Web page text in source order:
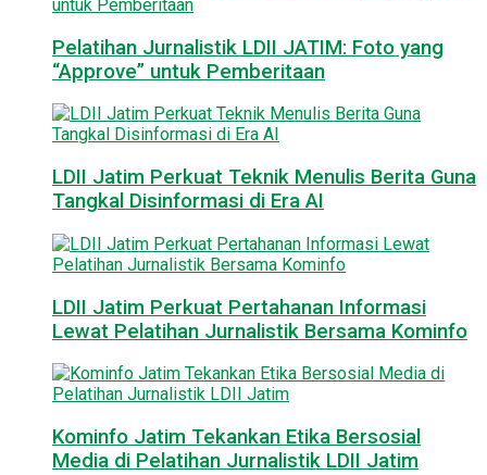
Pelatihan Jurnalistik LDII JATIM: Foto yang
“Approve” untuk Pemberitaan
LDII Jatim Perkuat Teknik Menulis Berita Guna
Tangkal Disinformasi di Era AI
LDII Jatim Perkuat Pertahanan Informasi
Lewat Pelatihan Jurnalistik Bersama Kominfo
Kominfo Jatim Tekankan Etika Bersosial
Media di Pelatihan Jurnalistik LDII Jatim